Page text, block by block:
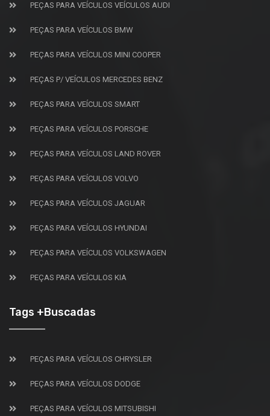
PEÇAS PARA VEÍCULOS VEÍCULOS AUDI
PEÇAS PARA VEÍCULOS BMW
PEÇAS PARA VEÍCULOS MINI COOPER
PEÇAS P/ VEÍCULOS MERCEDES BENZ
PEÇAS PARA VEÍCULOS SMART
PEÇAS PARA VEÍCULOS PORSCHE
PEÇAS PARA VEÍCULOS LAND ROVER
PEÇAS PARA VEÍCULOS VOLVO
PEÇAS PARA VEÍCULOS JAGUAR
PEÇAS PARA VEÍCULOS HYUNDAI
PEÇAS PARA VEÍCULOS VOLKSWAGEN
PEÇAS PARA VEÍCULOS KIA
Tags +Buscadas
PEÇAS PARA VEÍCULOS CHRYSLER
PEÇAS PARA VEÍCULOS DODGE
PEÇAS PARA VEÍCULOS MITSUBISHI